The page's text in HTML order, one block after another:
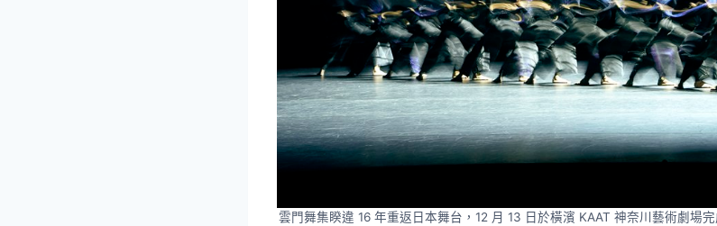
雲門舞集睽違 16 年重返日本舞台，12 月 13 日於橫濱 KAAT 神奈川藝術劇場